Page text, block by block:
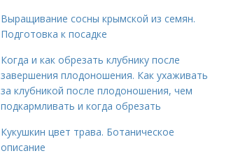
Выращивание сосны крымской из семян.
Подготовка к посадке
Когда и как обрезать клубнику после
завершения плодоношения. Как ухаживать
за клубникой после плодоношения, чем
подкармливать и когда обрезать
Кукушкин цвет трава. Ботаническое
описание